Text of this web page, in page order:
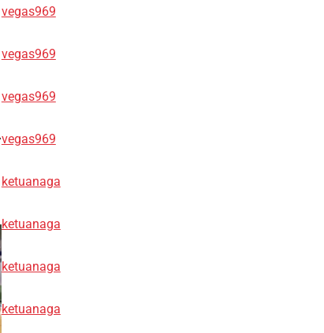
vegas969
vegas969
vegas969
vegas969
ketuanaga
ketuanaga
ketuanaga
ketuanaga